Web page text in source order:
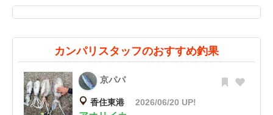
カンパリスタッフのおすすめ釣果
京パパ
香住東港 2026/06/20 UP!